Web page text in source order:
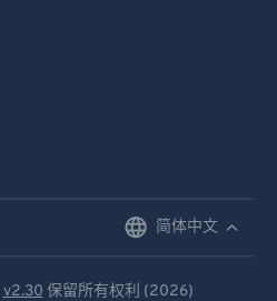
简体中文
v2.30 保留所有权利 (2026)